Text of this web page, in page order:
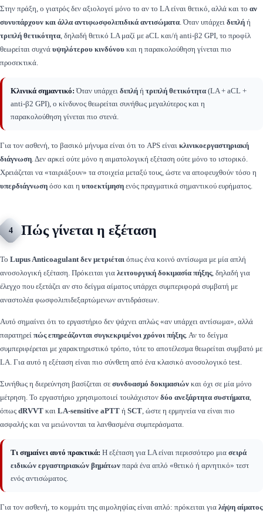
Στην πράξη, ο γιατρός δεν αξιολογεί μόνο το αν το LA είναι θετικό, αλλά και το αν
συνυπάρχουν και άλλα αντιφωσφολιπιδικά αντισώματα. Όταν υπάρχει διπλή ή
τριπλή θετικότητα, δηλαδή θετικό LA μαζί με aCL και/ή anti-β2 GPI, το προφίλ
θεωρείται συχνά υψηλότερου κινδύνου και η παρακολούθηση γίνεται πιο
προσεκτικά.
Κλινικά σημαντικό: Όταν υπάρχει διπλή ή τριπλή θετικότητα (LA + aCL +
anti-β2 GPI), ο κίνδυνος θεωρείται συνήθως μεγαλύτερος και η
παρακολούθηση γίνεται πιο στενά.
Για τον ασθενή, το βασικό μήνυμα είναι ότι το APS είναι κλινικοεργαστηριακή
διάγνωση. Δεν αρκεί ούτε μόνο η αιματολογική εξέταση ούτε μόνο το ιστορικό.
Χρειάζεται να «ταιριάξουν» τα στοιχεία μεταξύ τους, ώστε να αποφευχθούν τόσο η
υπερδιάγνωση όσο και η υποεκτίμηση ενός πραγματικά σημαντικού ευρήματος.
4 Πώς γίνεται η εξέταση
Το Lupus Anticoagulant δεν μετριέται όπως ένα κοινό αντίσωμα με μία απλή
ανοσολογική εξέταση. Πρόκειται για λειτουργική δοκιμασία πήξης, δηλαδή για
έλεγχο που εξετάζει αν στο δείγμα αίματος υπάρχει συμπεριφορά συμβατή με
αναστολέα φωσφολιπιδεξαρτώμενων αντιδράσεων.
Αυτό σημαίνει ότι το εργαστήριο δεν ψάχνει απλώς «αν υπάρχει αντίσωμα», αλλά
παρατηρεί πώς επηρεάζονται συγκεκριμένοι χρόνοι πήξης. Αν το δείγμα
συμπεριφέρεται με χαρακτηριστικό τρόπο, τότε το αποτέλεσμα θεωρείται συμβατό με
LA. Για αυτό η εξέταση είναι πιο σύνθετη από ένα κλασικό ανοσολογικό test.
Συνήθως η διερεύνηση βασίζεται σε συνδυασμό δοκιμασιών και όχι σε μία μόνο
μέτρηση. Το εργαστήριο χρησιμοποιεί τουλάχιστον δύο ανεξάρτητα συστήματα,
όπως dRVVT και LA-sensitive aPTT ή SCT, ώστε η ερμηνεία να είναι πιο
ασφαλής και να μειώνονται τα λανθασμένα συμπεράσματα.
Τι σημαίνει αυτό πρακτικά: Η εξέταση για LA είναι περισσότερο μια σειρά
ειδικών εργαστηριακών βημάτων παρά ένα απλό «θετικό ή αρνητικό» τεστ
ενός αντισώματος.
Για τον ασθενή, το κομμάτι της αιμοληψίας είναι απλό: πρόκειται για λήψη αίματος